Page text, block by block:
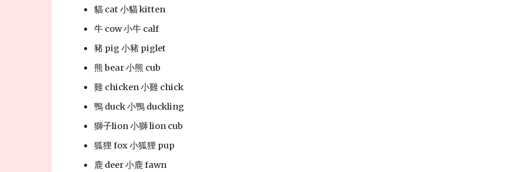
貓 cat 小貓 kitten
牛 cow 小牛 calf
豬 pig 小豬 piglet
雞 chicken 小雞 chick
獅子lion 小獅 lion cub
鹿 deer 小鹿 fawn